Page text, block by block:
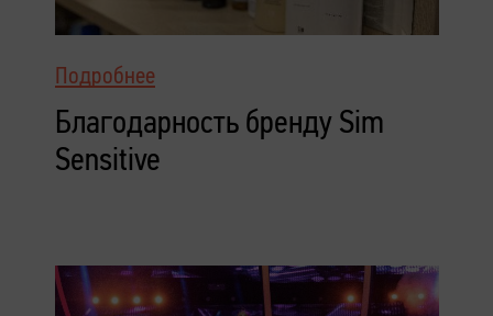
Подробнее
Благодарность бренду Sim
Sensitive